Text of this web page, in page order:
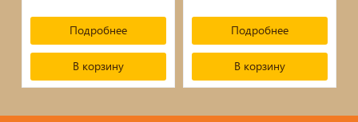
Облицовочная плитка
Мангалы
Септики ТОПАС
Подробнее
В корзину
Подробнее
В корзину